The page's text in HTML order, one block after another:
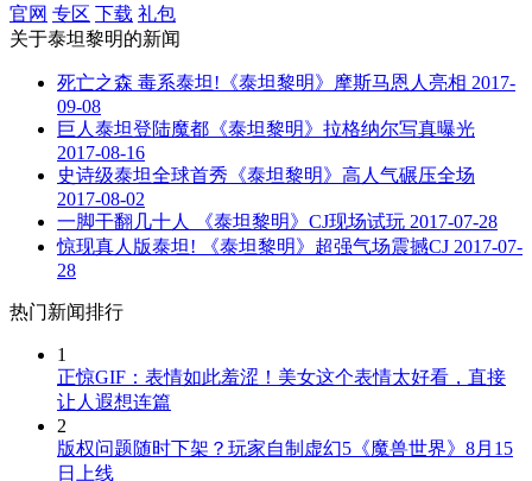
官网 专区 下载 礼包
关于泰坦黎明的新闻
死亡之森 毒系泰坦!《泰坦黎明》摩斯马恩人亮相 2017-
09-08
巨人泰坦登陆魔都《泰坦黎明》拉格纳尔写真曝光
2017-08-16
史诗级泰坦全球首秀《泰坦黎明》高人气碾压全场
2017-08-02
一脚干翻几十人 《泰坦黎明》CJ现场试玩 2017-07-28
惊现真人版泰坦! 《泰坦黎明》超强气场震撼CJ 2017-07-
28
热门新闻排行
1
正惊GIF：表情如此羞涩！美女这个表情太好看，直接
让人遐想连篇
2
版权问题随时下架？玩家自制虚幻5《魔兽世界》8月15
日上线